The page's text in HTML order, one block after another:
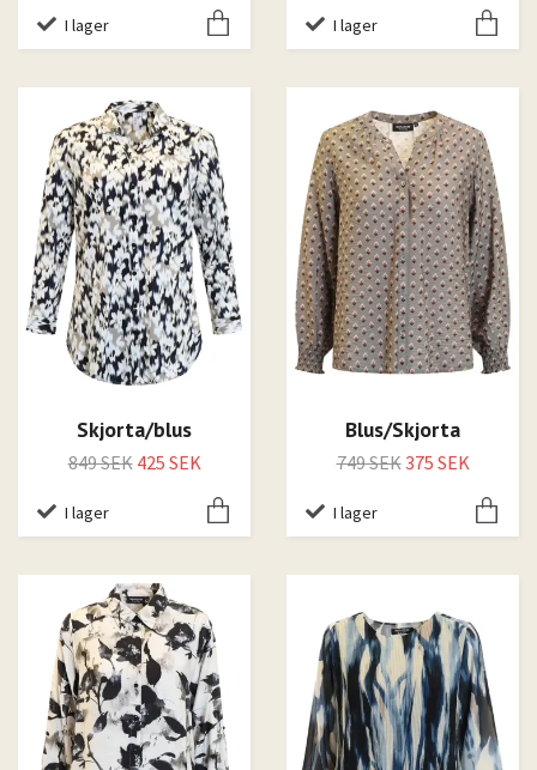
I lager I lager
Skjorta/blus
849 SEK 425 SEK
I lager
Blus/Skjorta
749 SEK375 SEK
I lager